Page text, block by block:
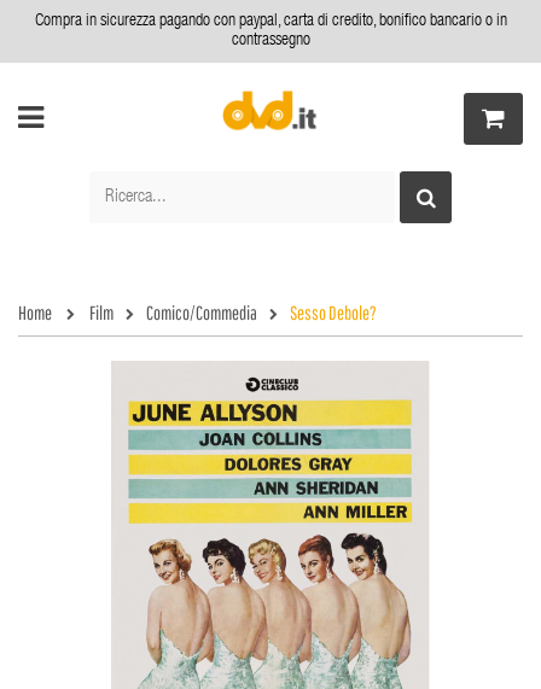
Compra in sicurezza pagando con paypal, carta di credito, bonifico bancario o in
contrassegno
Home Film Comico/Commedia Sesso Debole?